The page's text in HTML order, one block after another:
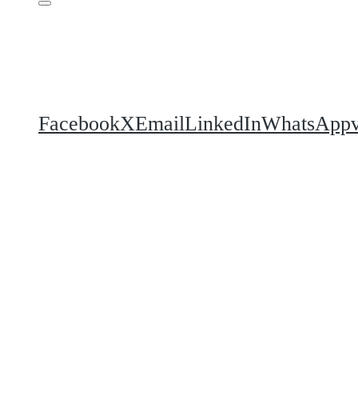
FacebookXEmailLinkedInWhatsApp